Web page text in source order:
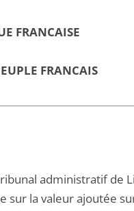
FRANCAISE
FRANCAIS
administratif de
la valeur ajoutée